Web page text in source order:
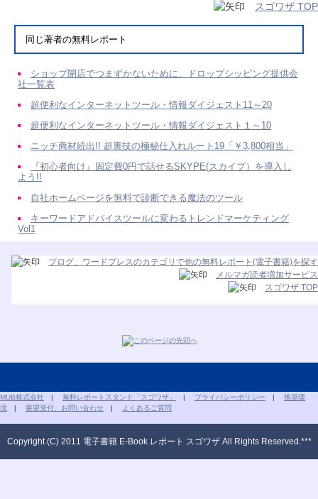
スゴワザ TOP
同じ著者の無料レポート
ショップ開店でつまずかないために、ドロップシッピング提供会
社一覧表
超便利なインターネットツール・情報ダイジェスト11～20
超便利なインターネットツール・情報ダイジェスト１～10
ニッチ商材続出!! 超裏技の極秘仕入れルート19「￥3,800相当」
『初心者向け』固定費0円で話せるSKYPE(スカイプ）を導入し
よう!!
自社ホームページを無料で診断できる魔法のツール
キーワードアドバイスツールに変わるトレンドマーケティング
Vol1
ブログ、ワードプレスのカテゴリで他の無料レポート(電子書籍)を探す
メルマガ読者増加サービス
スゴワザ TOP
MUB株式会社 | 無料レポートスタンド「スゴワザ」 | プライバシーポリシー | 推奨環
境 | 要望受付、お問い合わせ | よくあるご質問
Copyright (C) 2011 電子書籍 E-Book レポート スゴワザ All Rights Reserved.***